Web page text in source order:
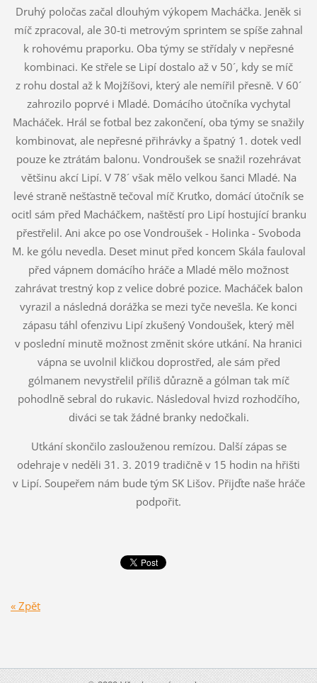
Druhý poločas začal dlouhým výkopem Macháčka. Jeněk si
míč zpracoval, ale 30-ti metrovým sprintem se spíše zahnal
k rohovému praporku. Oba týmy se střídaly v nepřesné
kombinaci. Ke střele se Lipí dostalo až v 50´, kdy se míč
z rohu dostal až k Mojžíšovi, který ale nemířil přesně. V 60´
zahrozilo poprvé i Mladé. Domácího útočníka vychytal
Macháček. Hrál se fotbal bez zakončení, oba týmy se snažily
kombinovat, ale nepřesné přihrávky a špatný 1. dotek vedl
pouze ke ztrátám balonu. Vondroušek se snažil rozehrávat
většinu akcí Lipí. V 78´ však mělo velkou šanci Mladé. Na
levé straně nešťastně tečoval míč Kruťko, domácí útočník se
ocitl sám před Macháčkem, naštěstí pro Lipí hostující branku
přestřelil. Ani akce po ose Vondroušek - Holinka - Svoboda
M. ke gólu nevedla. Deset minut před koncem Skála fauloval
před vápnem domácího hráče a Mladé mělo možnost
zahrávat trestný kop z velice dobré pozice. Macháček balon
vyrazil a následná dorážka se mezi tyče nevešla. Ke konci
zápasu táhl ofenzivu Lipí zkušený Vondoušek, který měl
v poslední minutě možnost změnit skóre utkání. Na hranici
vápna se uvolnil kličkou doprostřed, ale sám před
gólmanem nevystřelil příliš důrazně a gólman tak míč
pohodlně sebral do rukavic. Následoval hvizd rozhodčího,
diváci se tak žádné branky nedočkali.
Utkání skončilo zaslouženou remízou. Další zápas se
odehraje v neděli 31. 3. 2019 tradičně v 15 hodin na hřišti
v Lipí. Soupeřem nám bude tým SK Lišov. Přijďte naše hráče
podpořit.
« Zpět